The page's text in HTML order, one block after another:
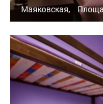
Маяковская,